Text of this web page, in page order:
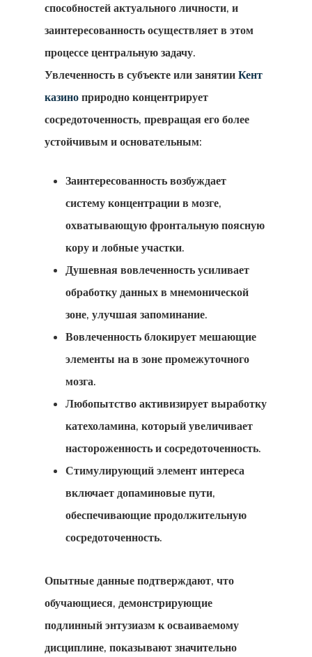
способностей актуального личности, и
заинтересованность осуществляет в этом
процессе центральную задачу.
Увлеченность в субъекте или занятии Кент
казино природно концентрирует
сосредоточенность, превращая его более
устойчивым и основательным:
Заинтересованность возбуждает
систему концентрации в мозге,
охватывающую фронтальную поясную
кору и лобные участки.
Душевная вовлеченность усиливает
обработку данных в мнемонической
зоне, улучшая запоминание.
Вовлеченность блокирует мешающие
элементы на в зоне промежуточного
мозга.
Любопытство активизирует выработку
катехоламина, который увеличивает
настороженность и сосредоточенность.
Стимулирующий элемент интереса
включает допаминовые пути,
обеспечивающие продолжительную
сосредоточенность.
Опытные данные подтверждают, что
обучающиеся, демонстрирующие
подлинный энтузиазм к осваиваемому
дисциплине, показывают значительно